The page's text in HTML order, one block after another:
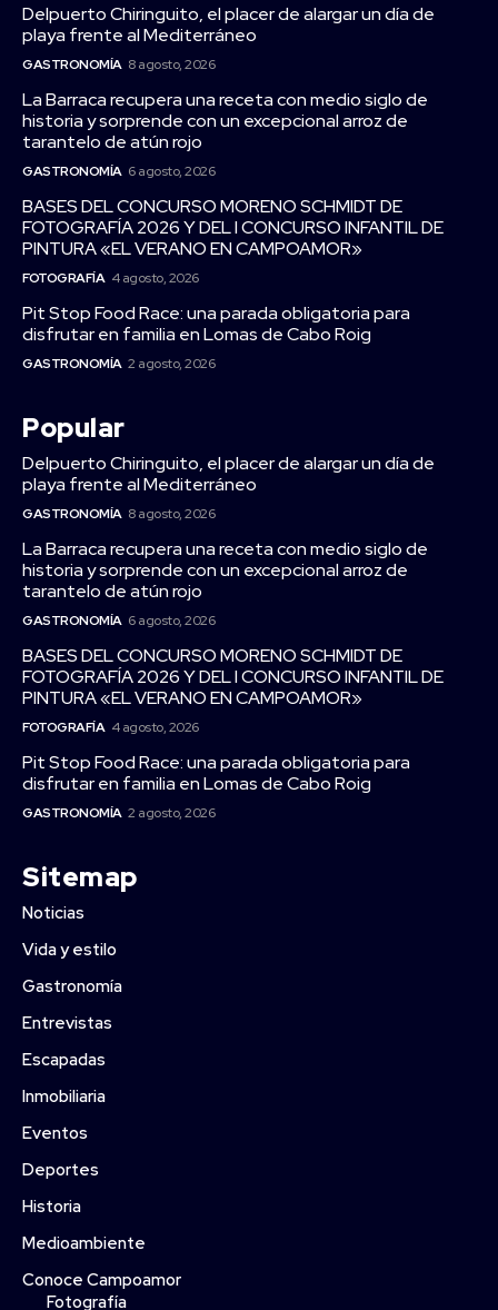
Delpuerto Chiringuito, el placer de alargar un día de
playa frente al Mediterráneo
GASTRONOMÍA 8 agosto, 2026
La Barraca recupera una receta con medio siglo de
historia y sorprende con un excepcional arroz de
tarantelo de atún rojo
GASTRONOMÍA 6 agosto, 2026
BASES DEL CONCURSO MORENO SCHMIDT DE
FOTOGRAFÍA 2026 Y DEL I CONCURSO INFANTIL DE
PINTURA «EL VERANO EN CAMPOAMOR»
FOTOGRAFÍA 4 agosto, 2026
Pit Stop Food Race: una parada obligatoria para
disfrutar en familia en Lomas de Cabo Roig
GASTRONOMÍA 2 agosto, 2026
Popular
Delpuerto Chiringuito, el placer de alargar un día de
playa frente al Mediterráneo
GASTRONOMÍA 8 agosto, 2026
La Barraca recupera una receta con medio siglo de
historia y sorprende con un excepcional arroz de
tarantelo de atún rojo
GASTRONOMÍA 6 agosto, 2026
BASES DEL CONCURSO MORENO SCHMIDT DE
FOTOGRAFÍA 2026 Y DEL I CONCURSO INFANTIL DE
PINTURA «EL VERANO EN CAMPOAMOR»
FOTOGRAFÍA 4 agosto, 2026
Pit Stop Food Race: una parada obligatoria para
disfrutar en familia en Lomas de Cabo Roig
GASTRONOMÍA 2 agosto, 2026
Sitemap
Noticias
Vida y estilo
Gastronomía
Entrevistas
Escapadas
Inmobiliaria
Eventos
Deportes
Historia
Medioambiente
Conoce Campoamor
Fotografía